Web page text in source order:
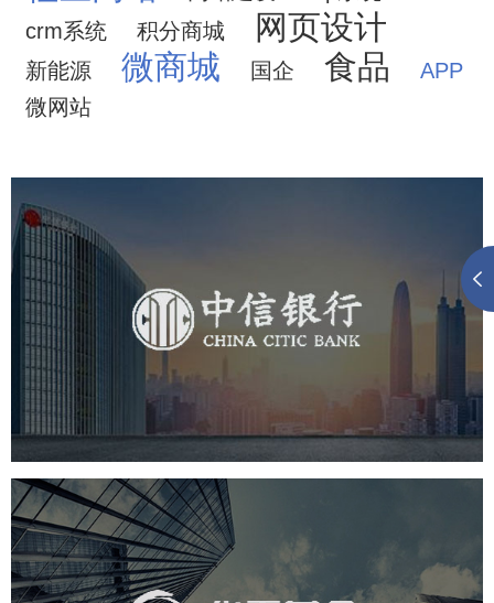
crm系统
积分商城 网页设计
新能源 微商城 国企 食品
APP
微网站
金融保险 银行
华夏基金